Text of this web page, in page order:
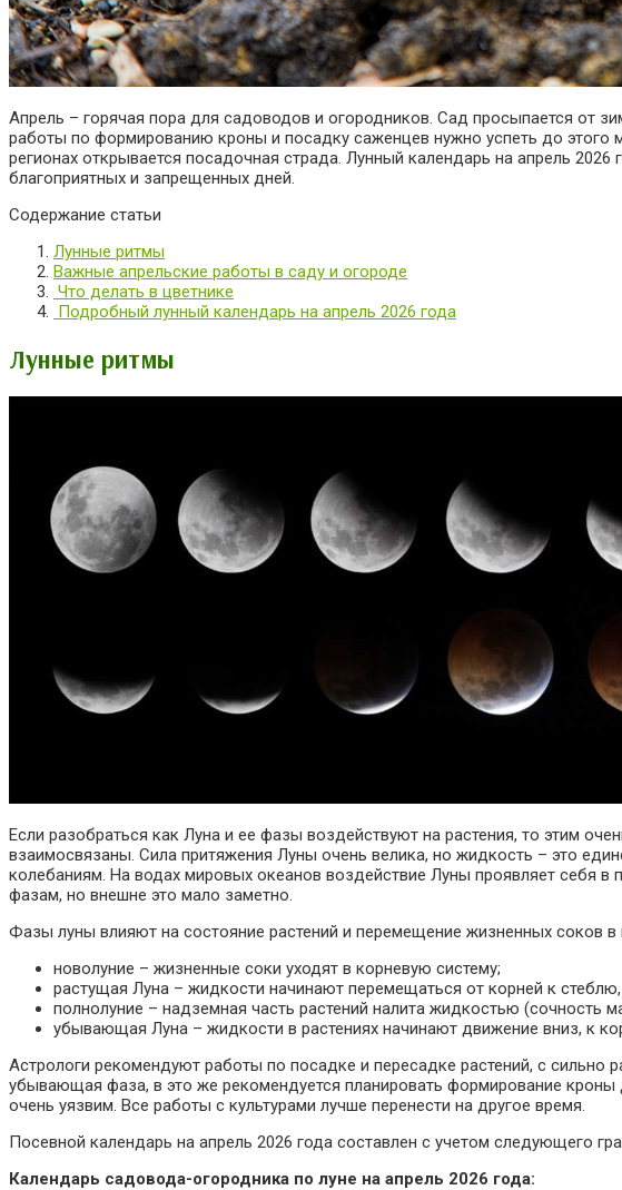
Апрель – горячая пора для садоводов и огородников. Сад просыпается от
работы по формированию кроны и посадку саженцев нужно успеть до
регионах открывается посадочная страда. Лунный календарь на апрель 2026
благоприятных и запрещенных дней.
Содержание статьи
Лунные ритмы
Важные апрельские работы в саду и огороде
Что делать в цветнике
Подробный лунный календарь на апрель 2026 года
Лунные ритмы
Если разобраться как Луна и ее фазы воздействуют на растения, то этим
взаимосвязаны. Сила притяжения Луны очень велика, но жидкость – это
колебаниям. На водах мировых океанов воздействие Луны проявляет себя
фазам, но внешне это мало заметно.
Фазы луны влияют на состояние растений и перемещение жизненных соков
новолуние – жизненные соки уходят в корневую систему;
растущая Луна – жидкости начинают перемещаться от корней к
полнолуние – надземная часть растений налита жидкостью (сочность
убывающая Луна – жидкости в растениях начинают движение вниз, к
Астрологи рекомендуют работы по посадке и пересадке растений, с
убывающая фаза, в это же рекомендуется планировать формирование кроны
очень уязвим. Все работы с культурами лучше перенести на другое время.
Посевной календарь на апрель 2026 года составлен с учетом следующего
Календарь садовода-огородника по луне на апрель 2026 года: